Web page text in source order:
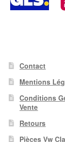
Contact
Mentions
Conditions
Vente
Retours
Pièces Vw